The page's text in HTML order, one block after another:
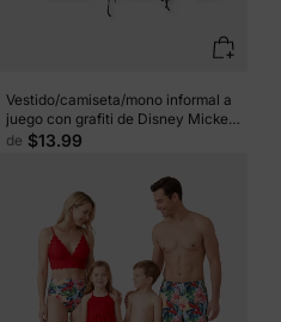
Vestido/camiseta/mono informal a
juego con grafiti de Disney Mickey
y sus amigos, color negro
de $13.99